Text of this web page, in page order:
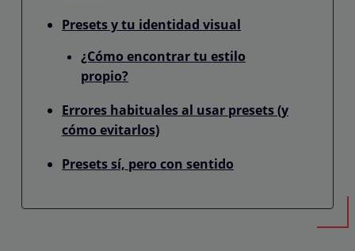
Presets y tu identidad visual
¿Cómo encontrar tu estilo
propio?
Errores habituales al usar presets (y
cómo evitarlos)
Presets sí, pero con sentido